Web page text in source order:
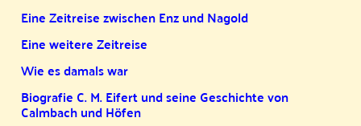
Eine Zeitreise zwischen Enz und Nagold
Eine weitere Zeitreise
Wie es damals war
Biografie C. M. Eifert und seine Geschichte von
Calmbach und Höfen